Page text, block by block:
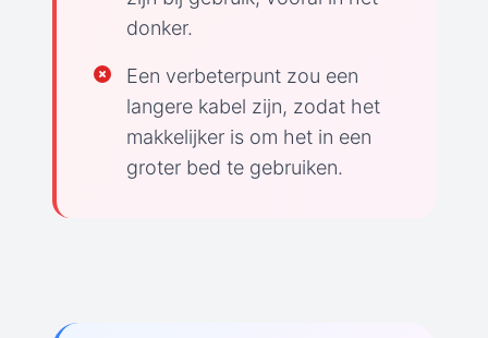
donker.
Een verbeterpunt zou een
langere kabel zijn, zodat het
makkelijker is om het in een
groter bed te gebruiken.